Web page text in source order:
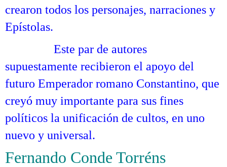
crearon todos los personajes, narraciones y
Epístolas.
Este par de autores
supuestamente recibieron el apoyo del
futuro Emperador romano Constantino, que
creyó muy importante para sus fines
políticos la unificación de cultos, en uno
nuevo y universal.
Fernando Conde Torréns